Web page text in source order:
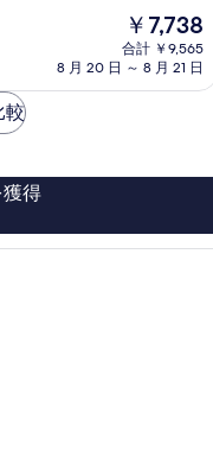
現
在
の
￥7,738
合計 ￥9,565
8 月 20 日 ～ 8 月 21 日
較
得